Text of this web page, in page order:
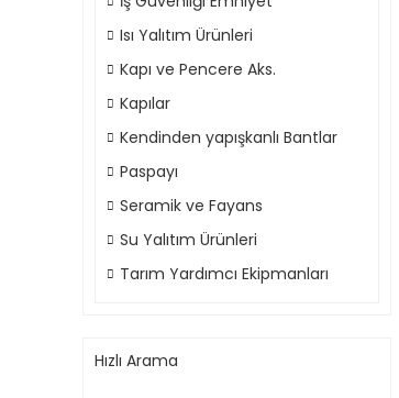
Isı Yalıtım Ürünleri
Kapı ve Pencere Aks.
Kapılar
Kendinden yapışkanlı Bantlar
Paspayı
Seramik ve Fayans
Su Yalıtım Ürünleri
Tarım Yardımcı Ekipmanları
Hızlı Arama